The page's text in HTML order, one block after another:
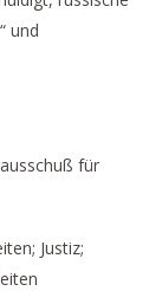
und
für
Justiz;